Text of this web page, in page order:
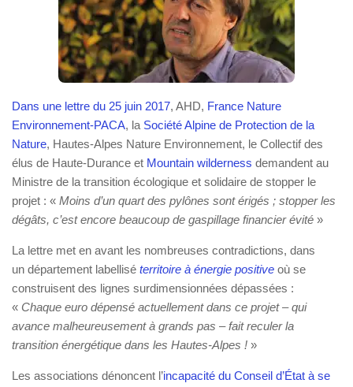
Dans une lettre du 25 juin 2017, AHD, France Nature
Environnement-PACA, la Société Alpine de Protection de la
Nature, Hautes-Alpes Nature Environnement, le Collectif des
élus de Haute-Durance et Mountain wilderness demandent au
Ministre de la transition écologique et solidaire de stopper le
projet : « Moins d’un quart des pylônes sont érigés ; stopper les
dégâts, c’est encore beaucoup de gaspillage financier évité »
La lettre met en avant les nombreuses contradictions, dans
un département labellisé territoire à énergie positive où se
construisent des lignes surdimensionnées dépassées :
« Chaque euro dépensé actuellement dans ce projet – qui
avance malheureusement à grands pas – fait reculer la
transition énergétique dans les Hautes-Alpes ! »
Les associations dénoncent l’incapacité du Conseil d’État à se